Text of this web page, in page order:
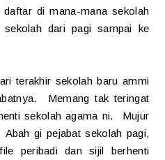
di mana-mana sekolah
dari pagi sampai ke
terakhir sekolah baru ammi
Memang tak teringat
sekolah agama ni. Mujur
gi pejabat sekolah pagi,
peribadi dan sijil berhenti